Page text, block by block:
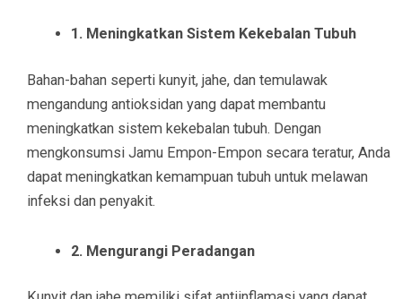
1. Meningkatkan Sistem Kekebalan Tubuh
Bahan-bahan seperti kunyit, jahe, dan temulawak
mengandung antioksidan yang dapat membantu
meningkatkan sistem kekebalan tubuh. Dengan
mengkonsumsi Jamu Empon-Empon secara teratur, Anda
dapat meningkatkan kemampuan tubuh untuk melawan
infeksi dan penyakit.
2. Mengurangi Peradangan